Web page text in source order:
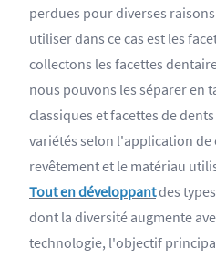
perdues pour diverses
utiliser dans ce cas est les
collectons les facettes
nous pouvons les séparer en
classiques et facettes de
variétés selon l'application de
revêtement et le matériau
Tout en développantdes
dont la diversité augmente
technologie, l'objectif